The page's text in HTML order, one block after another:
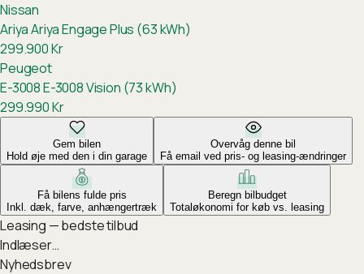
Nissan
AriyaAriya Engage Plus (63 kWh)
299.900Kr
Peugeot
E-3008E-3008 Vision (73 kWh)
299.990Kr
Gem bilen
Hold øje med den i din garage
Overvåg denne bil
Få email ved pris- og leasing-ændringer
Få bilens fulde pris
Inkl. dæk, farve, anhængertræk
Beregn bilbudget
Totaløkonomi for køb vs. leasing
Leasing — bedste tilbud
Indlæser…
Nyhedsbrev